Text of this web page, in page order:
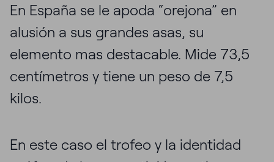
En España se le apoda “orejona” en
alusión a sus grandes asas, su
elemento mas destacable. Mide 73,5
centímetros y tiene un peso de 7,5
kilos.
En este caso el trofeo y la identidad